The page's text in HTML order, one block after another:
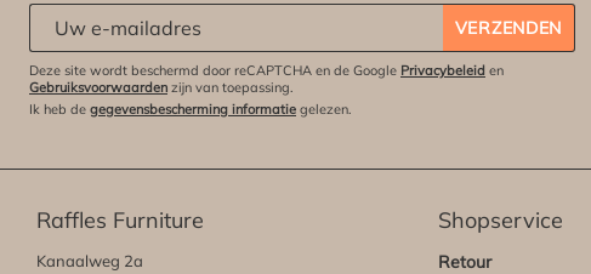
VERZENDEN
Deze site wordt beschermd door reCAPTCHA en de Google Privacybeleid en
Gebruiksvoorwaarden zijn van toepassing.
Ik heb de gegevensbescherming informatie gelezen.
Raffles Furniture
Kanaalweg 2a
Shopservice
Retour